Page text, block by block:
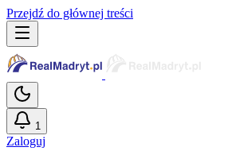
Przejdź do głównej treści
1
Zaloguj